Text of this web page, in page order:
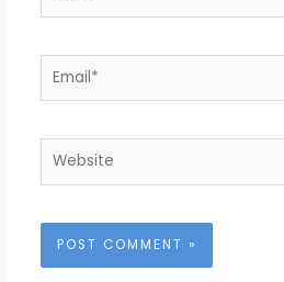
Email*
Website